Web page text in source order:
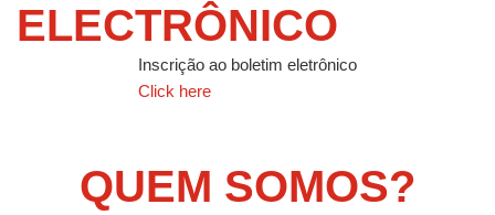
ELECTRÔNICO
Inscrição ao boletim eletrônico
Click here
QUEM SOMOS?